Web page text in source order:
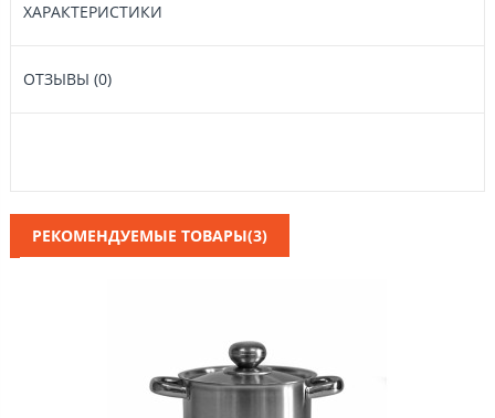
ХАРАКТЕРИСТИКИ
ОТЗЫВЫ (0)
РЕКОМЕНДУЕМЫЕ ТОВАРЫ(3)